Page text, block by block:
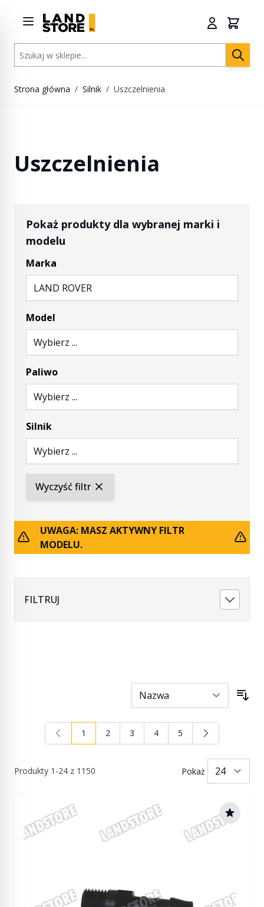
Szukaj w sklepie...
Strona główna / Silnik / Uszczelnienia
Uszczelnienia
Pokaż produkty dla wybranej marki i
modelu
Marka
LAND ROVER
Model
Wybierz ...
Paliwo
Wybierz ...
Silnik
Wybierz ...
Wyczyść filtr
UWAGA: MASZ AKTYWNY FILTR
MODELU.
FILTRUJ
Produkty 1 -24 z 1150
Aktualnie czytasz stronę
1 Strona
2 Strona
3 Strona
4 Strona
5
Pokaż